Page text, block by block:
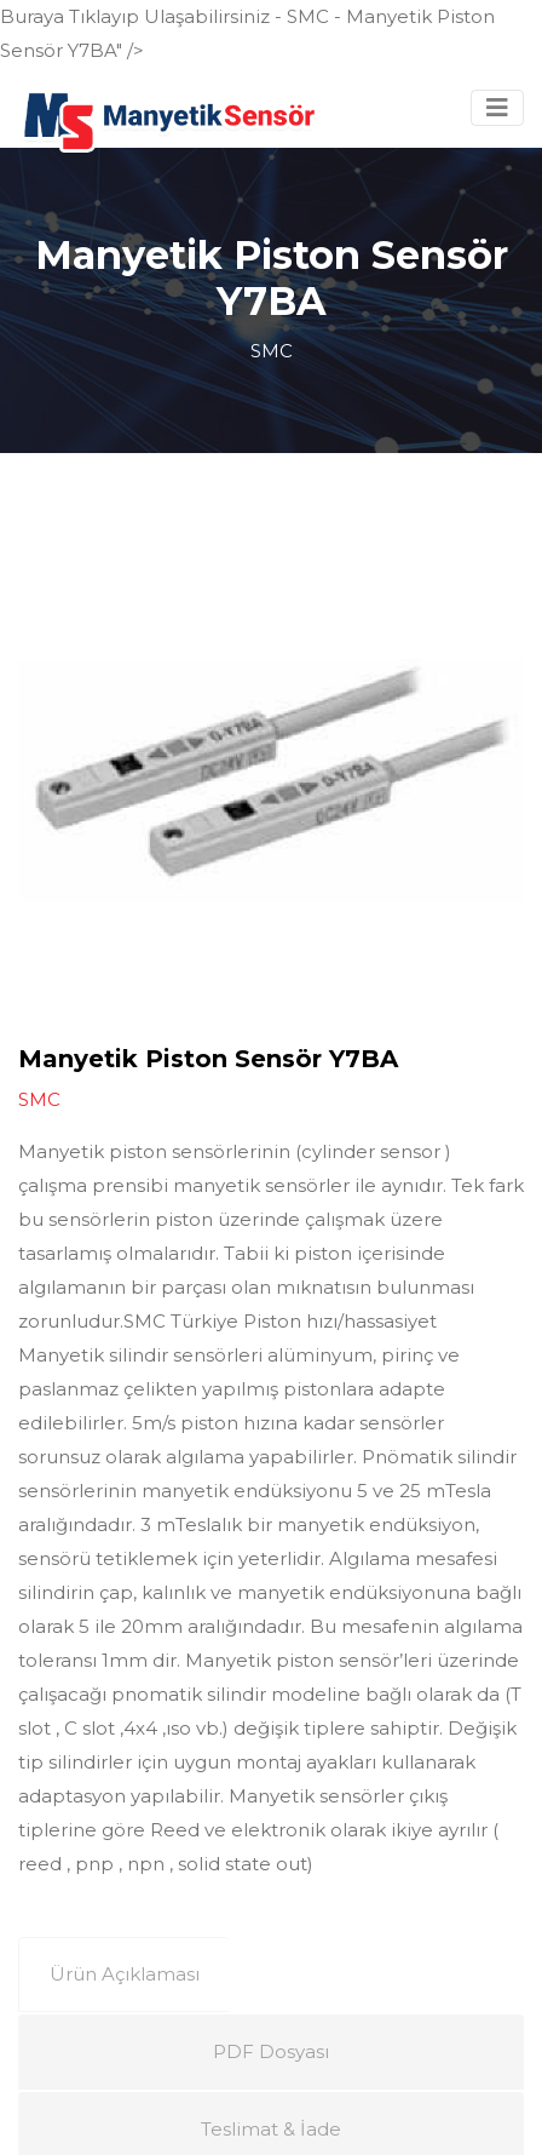
Buraya Tıklayıp Ulaşabilirsiniz - SMC - Manyetik Piston
Sensör Y7BA" />
Manyetik Piston Sensör
Y7BA
SMC
Manyetik Piston Sensör Y7BA
SMC
Manyetik piston sensörlerinin (cylinder sensor )
çalışma prensibi manyetik sensörler ile aynıdır. Tek fark
bu sensörlerin piston üzerinde çalışmak üzere
tasarlamış olmalarıdır. Tabii ki piston içerisinde
algılamanın bir parçası olan mıknatısın bulunması
zorunludur.SMC Türkiye Piston hızı/hassasiyet
Manyetik silindir sensörleri alüminyum, pirinç ve
paslanmaz çelikten yapılmış pistonlara adapte
edilebilirler. 5m/s piston hızına kadar sensörler
sorunsuz olarak algılama yapabilirler. Pnömatik silindir
sensörlerinin manyetik endüksiyonu 5 ve 25 mTesla
aralığındadır. 3 mTeslalık bir manyetik endüksiyon,
sensörü tetiklemek için yeterlidir. Algılama mesafesi
silindirin çap, kalınlık ve manyetik endüksiyonuna bağlı
olarak 5 ile 20mm aralığındadır. Bu mesafenin algılama
toleransı 1mm dir. Manyetik piston sensör’leri üzerinde
çalışacağı pnomatik silindir modeline bağlı olarak da (T
slot , C slot ,4x4 ,ıso vb.) değişik tiplere sahiptir. Değişik
tip silindirler için uygun montaj ayakları kullanarak
adaptasyon yapılabilir. Manyetik sensörler çıkış
tiplerine göre Reed ve elektronik olarak ikiye ayrılır (
reed , pnp , npn , solid state out)
Ürün Açıklaması
PDF Dosyası
Teslimat & İade